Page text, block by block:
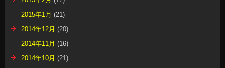
2015年1月 (21)
2014年12月 (20)
2014年11月 (16)
2014年10月 (21)